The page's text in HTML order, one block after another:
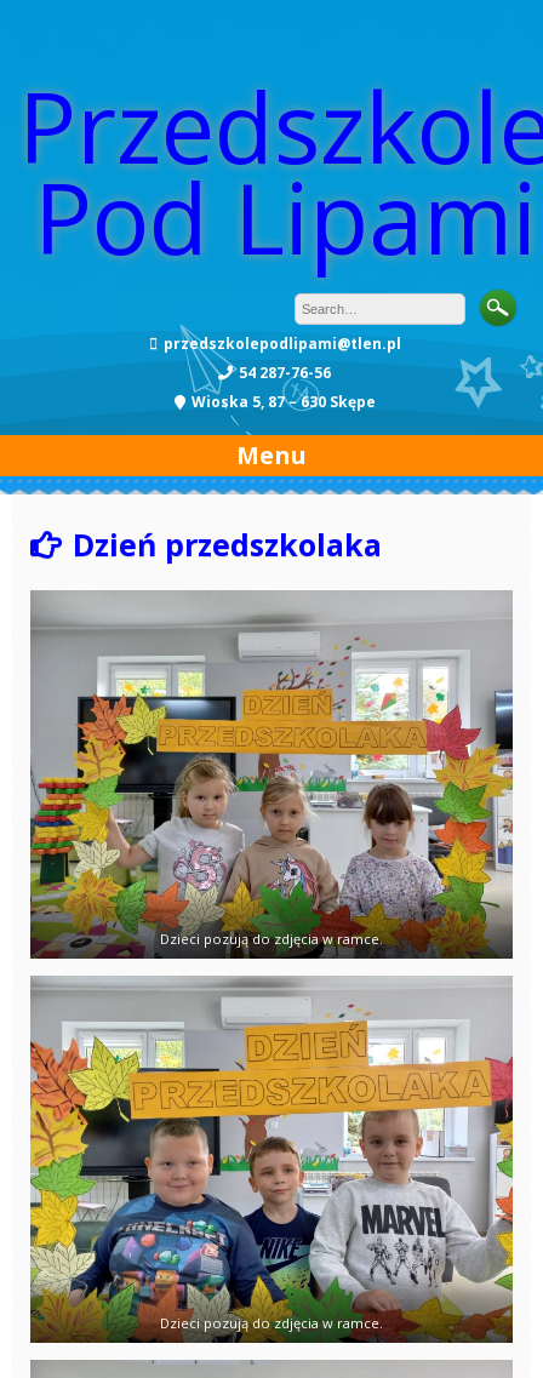
Pod Lipami
przedszkolepodlipami@tlen.pl
54 287-76-56
Wioska 5, 87 – 630 Skępe
Menu
Dzień przedszkolaka
Dzieci pozują do zdjęcia w ramce.
Dzieci pozują do zdjęcia w ramce.